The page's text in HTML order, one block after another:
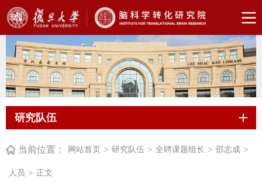
研究队伍
当前位置： 网站首页 > 研究队伍 > 全聘课题组长 > 邵志成 >
人员 > 正文